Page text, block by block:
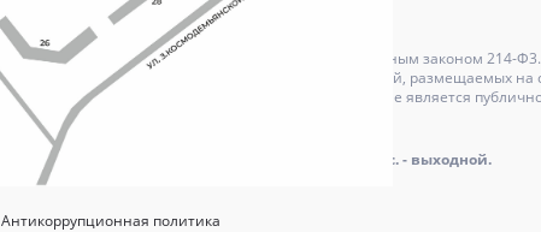
Продажи осуществляются в соответствии с Федеральным законом 214-
возводимых зданий может отличаться от изображений, размещаемых
информационный характер и ни при каких условиях не является
указывается в договоре.
Время и дни работы сайта: пн.-пт.: 9.00 - 18.00, сб., вс. - выходной.
Антикоррупционная политика